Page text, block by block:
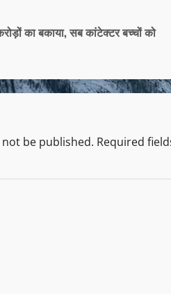
का बकाया, सब कांटेक्टर बच्चों को
be published. Required